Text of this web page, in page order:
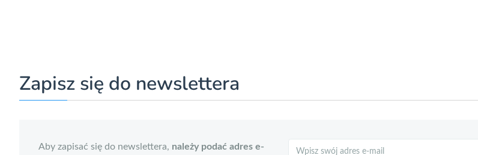
Zapisz się do newslettera
Aby zapisać się do newslettera, należy podać adres e-